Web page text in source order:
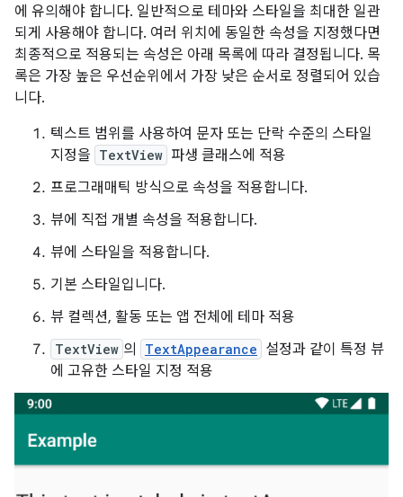
에 유의해야 합니다. 일반적으로 테마와 스타일을 최대한 일관
되게 사용해야 합니다. 여러 위치에 동일한 속성을 지정했다면
최종적으로 적용되는 속성은 아래 목록에 따라 결정됩니다. 목
록은 가장 높은 우선순위에서 가장 낮은 순서로 정렬되어 있습
니다.
텍스트 범위를 사용하여 문자 또는 단락 수준의 스타일
지정을 TextView 파생 클래스에 적용
프로그래매틱 방식으로 속성을 적용합니다.
뷰에 직접 개별 속성을 적용합니다.
뷰에 스타일을 적용합니다.
기본 스타일입니다.
뷰 컬렉션, 활동 또는 앱 전체에 테마 적용
TextView 의 TextAppearance 설정과 같이 특정 뷰
에 고유한 스타일 지정 적용